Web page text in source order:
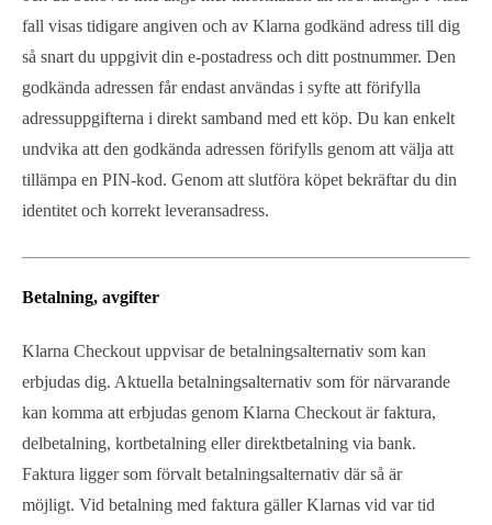
fall visas tidigare angiven och av Klarna godkänd adress till dig
så snart du uppgivit din e-postadress och ditt postnummer. Den
godkända adressen får endast användas i syfte att förifylla
adressuppgifterna i direkt samband med ett köp. Du kan enkelt
undvika att den godkända adressen förifylls genom att välja att
tillämpa en PIN-kod. Genom att slutföra köpet bekräftar du din
identitet och korrekt leveransadress.
Betalning, avgifter
Klarna Checkout uppvisar de betalningsalternativ som kan
erbjudas dig. Aktuella betalningsalternativ som för närvarande
kan komma att erbjudas genom Klarna Checkout är faktura,
delbetalning, kortbetalning eller direktbetalning via bank.
Faktura ligger som förvalt betalningsalternativ där så är
möjligt. Vid betalning med faktura gäller Klarnas vid var tid